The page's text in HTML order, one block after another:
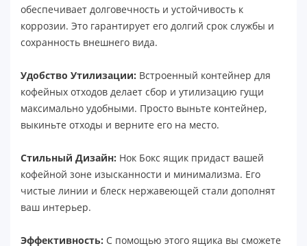
обеспечивает долговечность и устойчивость к
коррозии. Это гарантирует его долгий срок службы и
сохранность внешнего вида.
Удобство Утилизации: Встроенный контейнер для
кофейных отходов делает сбор и утилизацию гущи
максимально удобными. Просто выньте контейнер,
выкиньте отходы и верните его на место.
Стильный Дизайн: Нок Бокс ящик придаст вашей
кофейной зоне изысканности и минимализма. Его
чистые линии и блеск нержавеющей стали дополнят
ваш интерьер.
Эффективность: С помощью этого ящика вы сможете